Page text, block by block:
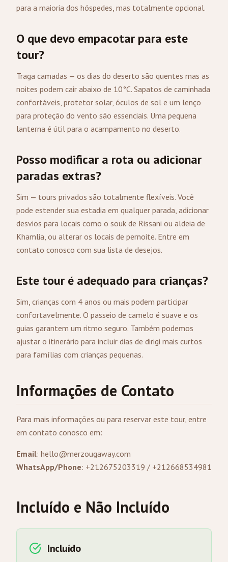
para a maioria dos hóspedes, mas totalmente opcional.
O que devo empacotar para este
tour?
Traga camadas — os dias do deserto são quentes mas as
noites podem cair abaixo de 10°C. Sapatos de caminhada
confortáveis, protetor solar, óculos de sol e um lenço
para proteção do vento são essenciais. Uma pequena
lanterna é útil para o acampamento no deserto.
Posso modificar a rota ou adicionar
paradas extras?
Sim — tours privados são totalmente flexíveis. Você
pode estender sua estadia em qualquer parada, adicionar
desvios para locais como o souk de Rissani ou aldeia de
Khamlia, ou alterar os locais de pernoite. Entre em
contato conosco com sua lista de desejos.
Este tour é adequado para crianças?
Sim, crianças com 4 anos ou mais podem participar
confortavelmente. O passeio de camelo é suave e os
guias garantem um ritmo seguro. Também podemos
ajustar o itinerário para incluir dias de dirigi mais curtos
para famílias com crianças pequenas.
Informações de Contato
Para mais informações ou para reservar este tour, entre
em contato conosco em:
Email: hello@merzougaway.com
WhatsApp/Phone: +212675203319 / +212668534981
Incluído e Não Incluído
Incluído